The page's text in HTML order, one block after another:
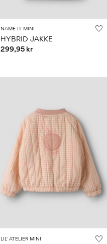
NAME IT MINI
HYBRID JAKKE
299,95 kr
LIL' ATELIER MINI